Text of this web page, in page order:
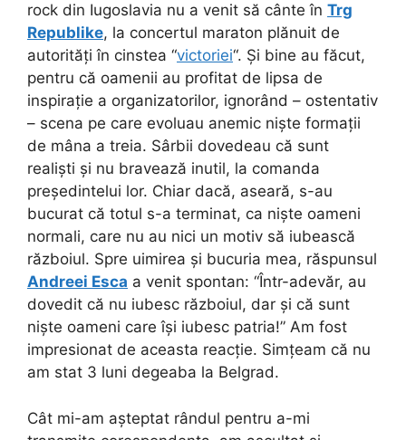
rock din Iugoslavia nu a venit să cânte în Trg
Republike, la concertul maraton plănuit de
autorități în cinstea “victoriei“. Și bine au făcut,
pentru că oamenii au profitat de lipsa de
inspirație a organizatorilor, ignorând – ostentativ
– scena pe care evoluau anemic niște formații
de mâna a treia. Sârbii dovedeau că sunt
realiști și nu bravează inutil, la comanda
președintelui lor. Chiar dacă, aseară, s-au
bucurat că totul s-a terminat, ca niște oameni
normali, care nu au nici un motiv să iubească
războiul. Spre uimirea și bucuria mea, răspunsul
Andreei Esca a venit spontan: “Într-adevăr, au
dovedit că nu iubesc războiul, dar și că sunt
niște oameni care își iubesc patria!” Am fost
impresionat de aceasta reacție. Simțeam că nu
am stat 3 luni degeaba la Belgrad.
Cât mi-am așteptat rândul pentru a-mi